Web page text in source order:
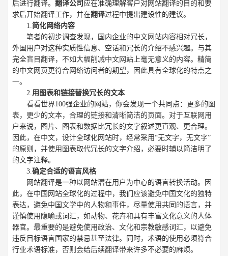
后进行翻译。 翻译公司 应在准确理解客户对网站翻译的目的和要
求后开始翻译工作，并在翻译过程中提出建设性的建议。
1. 简化网络内容
笔者的初步调查发现，国内企业的中文网站内容相对冗长，
外国用户对这种实质性信息、空话和冗长的介绍不感兴趣。与其
完全盲目翻译，不如大幅削减中文网站上毫无意义的内容。精简
的中文网页更符合网络访问者的期望，因此具有全球化的特点之
一。
2. 用图表和链接替换冗长的文本
看看世界100强企业的网站，你会发现一个共同点：更多的图
表，更少的文本，合理的链接和清晰简洁的页面。对于互联网用
户来说，图片、图表和数据比冗长的文字叙述更直观、更合理。
因此，在中文，设计全球化网站时，经常采用“无文字，无文字”
的原则，并使用图表取代冗长的文字介绍，必要时辅以简洁明了
的文字注释。
3. 确定合适的语言风格
网站翻译是一种以网站潜在用户为中心的语言转换活动。因
此，在中国网站全球化的过程中，我们应该避免中国文化的独特
表达，避免中国文学中的人物和事件，尽量使用共同的语言，并
谨慎使用隐喻或词汇，如动物、花卉和具有丰富文化意义的人体
器官。最重要的是避免使用政治、文化和宗教敏感词汇，以避免
违反目标语言国家的禁忌甚至法律。同时，术语的使用必须符合
行业术语标准，否则会给后续翻译带来许多不必要的麻烦。